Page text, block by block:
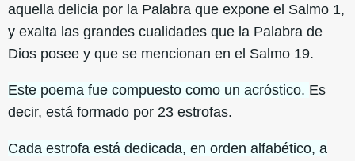
aquella delicia por la Palabra que expone el Salmo 1,
y exalta las grandes cualidades que la Palabra de
Dios posee y que se mencionan en el Salmo 19.
Este poema fue compuesto como un acróstico. Es
decir, está formado por 23 estrofas.
Cada estrofa está dedicada, en orden alfabético, a